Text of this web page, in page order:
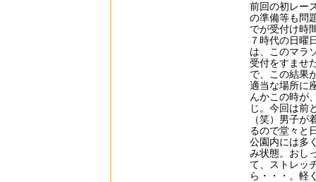
前回の初レー
の準備等も問
でが受付け時
７時代の日曜
は、このマラ
受付をすませ
で、この結果
適当な場所に
んかこの時が
じ。今回は前
（笑）男子
るので堂々と
公園内には多
み状態。おし
て、ストレッ
ら・・・。軽